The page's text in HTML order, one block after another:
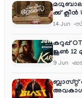
ക്ക്
റിലീസ്
14 Jun
കറുപ്പ്
ജൂൺ 12
9 Jun
ബ്ലാസ്റ്റ്